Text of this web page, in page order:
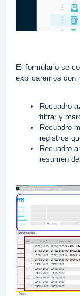
El formulario se
explicaremos con
Recuadro
filtrar y
Recuadro
registros
Recuadro
resumen